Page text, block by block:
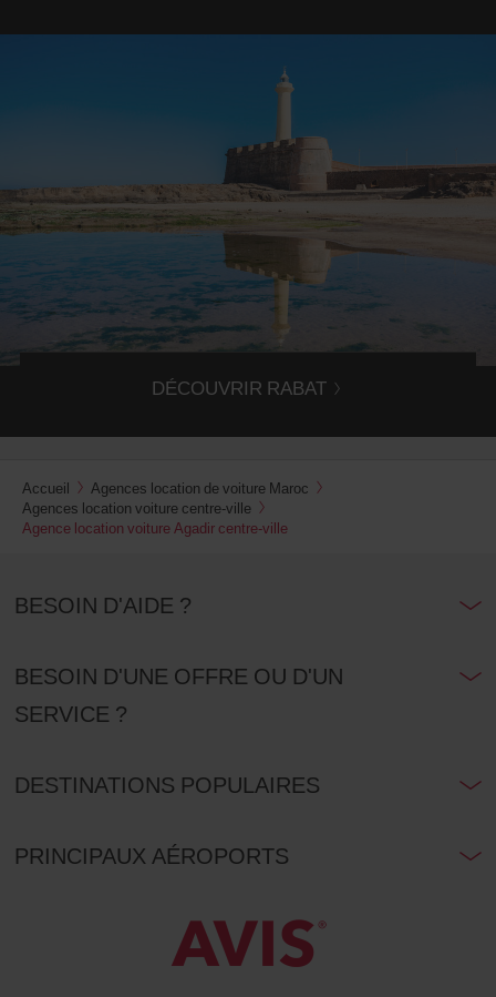
Découvrez Rabat
Explorez Rabat et ses alentours grâce à la location d'une
voiture dans l'agence Avis Rabat.
DÉCOUVRIR RABAT
Accueil
Agences location de voiture Maroc
Agences location voiture centre-ville
Agence location voiture Agadir centre-ville
BESOIN D'AIDE ?
BESOIN D'UNE OFFRE OU D'UN
SERVICE ?
DESTINATIONS POPULAIRES
PRINCIPAUX AÉROPORTS